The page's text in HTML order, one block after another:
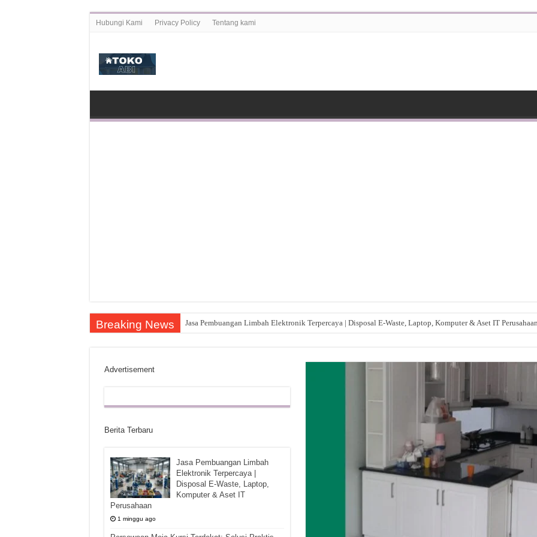
Hubungi Kami Privacy Policy Tentang kami
Breaking News Jasa Pembuangan Limbah Elektronik Terpercaya | Disposal E-Waste, Laptop, Komputer & Aset IT
Advertisement
Berita Terbaru
Jasa Pembuangan Limbah
Elektronik Terpercaya |
Disposal E-Waste, Laptop,
Komputer & Aset IT
Perusahaan
1 minggu ago